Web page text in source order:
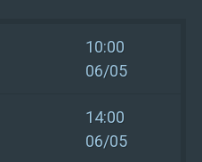
10:00
06/05
14:00
06/05